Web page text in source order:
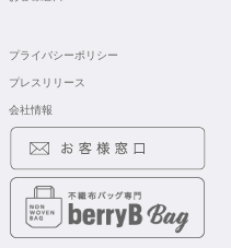
プライバシーポリシー
プレスリリース
会社情報